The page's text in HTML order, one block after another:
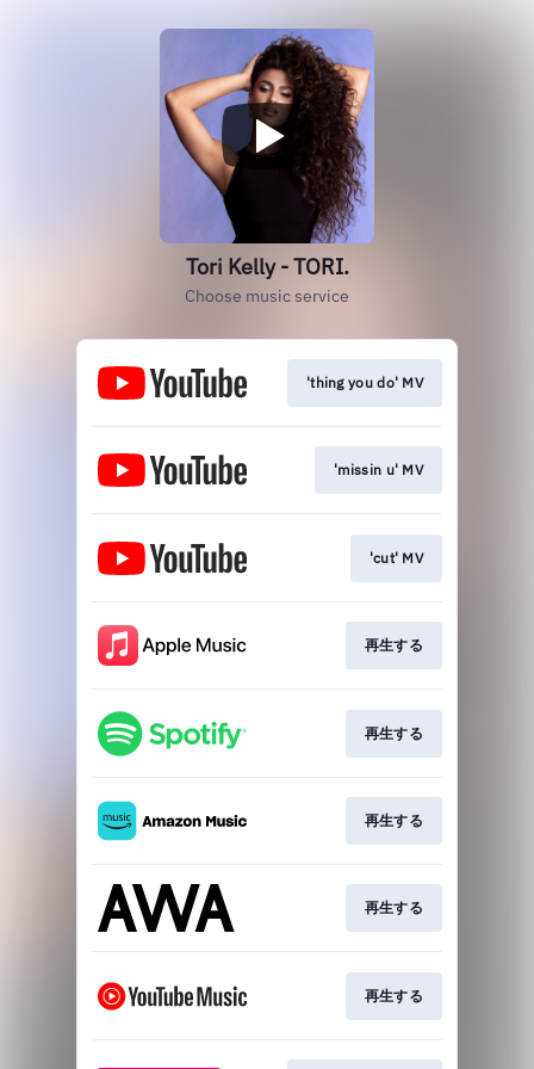
Tori Kelly - TORI.
Choose music service
'thing you do' MV
'missin u' MV
'cut' MV
再生する
再生する
再生する
再生する
再生する